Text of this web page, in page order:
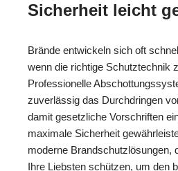
Sicherheit leicht
Brände entwickeln sich oft
wenn die richtige Schutztechnik
Professionelle
zuverlässig das Durchdringen
damit gesetzliche Vorschriften
maximale Sicherheit
moderne Brandschutzlösungen,
Ihre Liebsten schützen, um den